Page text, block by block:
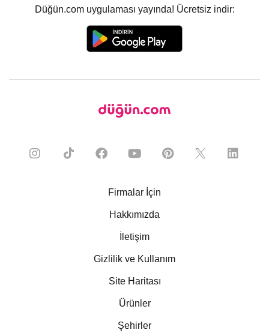
Düğün.com uygulaması yayında! Ücretsiz indir:
Firmalar İçin
Hakkımızda
İletişim
Gizlilik ve Kullanım
Site Haritası
Ürünler
Şehirler